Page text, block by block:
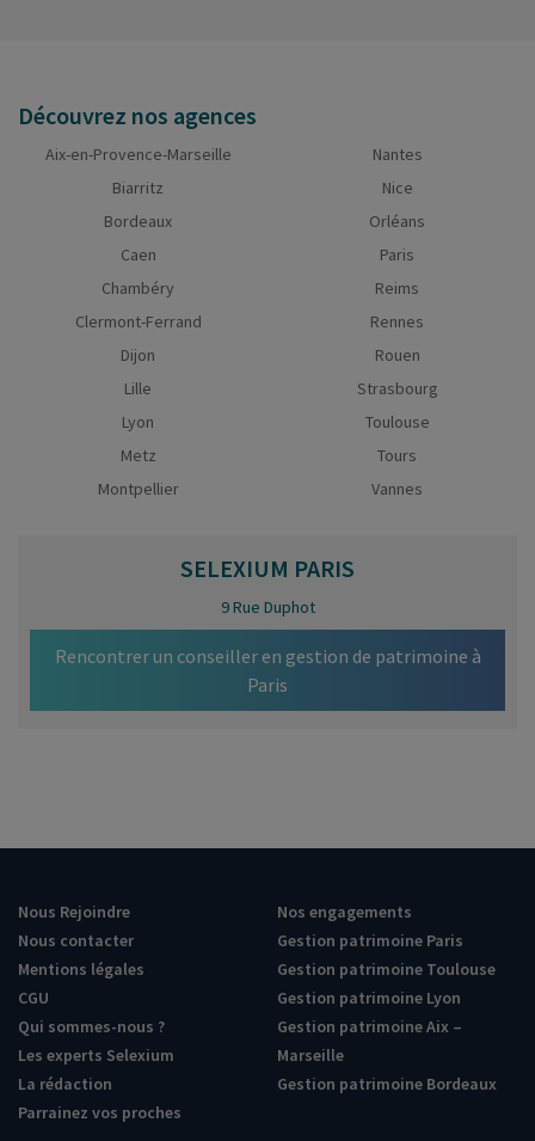
Découvrez nos agences
Aix-en-Provence-Marseille
Biarritz
Bordeaux
Caen
Chambéry
Clermont-Ferrand
Dijon
Lille
Lyon
Metz
Montpellier
Nantes
Nice
Orléans
Paris
Reims
Rennes
Rouen
Strasbourg
Toulouse
Tours
Vannes
SELEXIUM PARIS
9 Rue Duphot
Rencontrer un conseiller en gestion de patrimoine à
Paris
Nous Rejoindre
Nous contacter
Mentions légales
CGU
Qui sommes-nous ?
Les experts Selexium
La rédaction
Parrainez vos proches
Nos engagements
Gestion patrimoine Paris
Gestion patrimoine Toulouse
Gestion patrimoine Lyon
Gestion patrimoine Aix –
Marseille
Gestion patrimoine Bordeaux